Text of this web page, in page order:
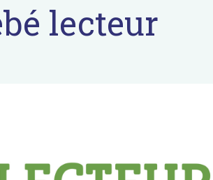
lecteur